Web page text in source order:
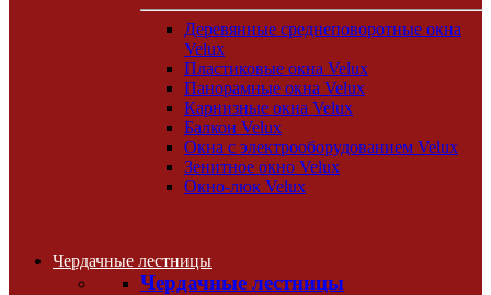
Деревянные среднеповоротные окна
Velux
Пластиковые окна Velux
Панорамные окна Velux
Карнизные окна Velux
Балкон Velux
Окна с электрооборудованием Velux
Зенитное окно Velux
Окно-люк Velux
Чердачные лестницы
Чердачные лестницы